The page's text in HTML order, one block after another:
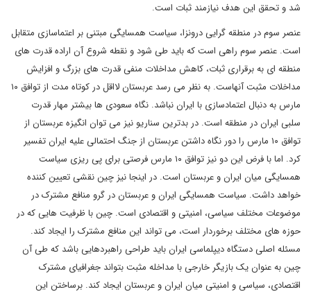
شد و تحقق این هدف نیازمند ثبات است.
عنصر سوم در منطقه گرایی درونزا، سیاست همسایگی مبتنی بر اعتماسازی متقابل
است. عنصر سوم راهی است که باید طی شود و نقطه شروع آن اراده قدرت های
منطقه ای به برقراری ثبات، کاهش مداخلات منفی قدرت های بزرگ و افزایش
مداخلات مثبت آنهاست. به نظر می رسد عربستان لااقل در کوتاه مدت از توافق ۱۰
مارس به دنبال اعتمادسازی با ایران نباشد. نگاه سعودی ها بیشتر مهار قدرت
سلبی ایران در منطقه است. در بدترین سناریو نیز می توان انگیزه عربستان از
توافق ۱۰ مارس را دور نگاه داشتن عربستان از جنگ احتمالی علیه ایران تفسیر
کرد. اما با فرض این دو نیز توافق ۱۰ مارس فرصتی برای پی ریزی سیاست
همسایگی میان ایران و عربستان است. در اینجا نیز چین نقشی تعیین کننده
خواهد داشت. سیاست همسایگی ایران و عربستان در گرو منافع مشترک در
موضوعات مختلف سیاسی، امنیتی و اقتصادی است. چین با ظرفیت هایی که در
حوزه های مختلف برخوردار است، می تواند این منافع مشترک را ایجاد کند.
مسئله اصلی دستگاه دیپلماسی ایران باید طراحی راهبردهایی باشد که طی آن
چین به عنوان یک بازیگر خارجی با مداخله مثبت بتواند جغرافیای مشترک
اقتصادی، سیاسی و امنیتی میان ایران و عربستان ایجاد کند. برساختن این